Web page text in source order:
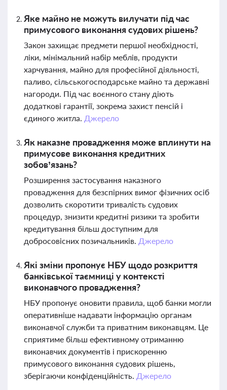
Яке майно не можуть вилучати під час
примусового виконання судових рішень?
Закон захищає предмети першої необхідності,
ліки, мінімальний набір меблів, продукти
харчування, майно для професійної діяльності,
паливо, сільськогосподарське майно та державні
нагороди. Під час воєнного стану діють
додаткові гарантії, зокрема захист пенсій і
єдиного житла. Джерело
Як наказне провадження може вплинути на
примусове виконання кредитних
зобов’язань?
Розширення застосування наказного
провадження для безспірних вимог фізичних осіб
дозволить скоротити тривалість судових
процедур, знизити кредитні ризики та зробити
кредитування більш доступним для
добросовісних позичальників. Джерело
Які зміни пропонує НБУ щодо розкриття
банківської таємниці у контексті
виконавчого провадження?
НБУ пропонує оновити правила, щоб банки могли
оперативніше надавати інформацію органам
виконавчої служби та приватним виконавцям. Це
сприятиме більш ефективному отриманню
виконавчих документів і прискоренню
примусового виконання судових рішень,
зберігаючи конфіденційність. Джерело